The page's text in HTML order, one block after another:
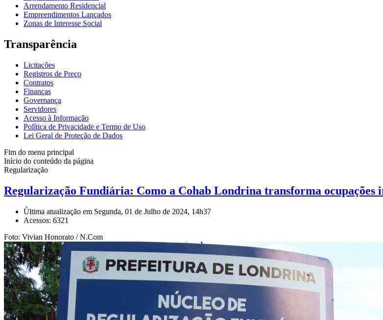
Arrendamento Residencial
Empreendimentos Lançados
Zonas de Interesse Social
Transparência
Licitações
Registros de Preço
Contratos
Finanças
Governança
Servidores
Acesso à Informação
Política de Privacidade e Termo de Uso
Lei Geral de Proteção de Dados
Fim do menu principal
Início do conteúdo da página
Regularização
Regularização Fundiária: Como a Cohab Londrina transforma ocupações
Última atualização em Segunda, 01 de Julho de 2024, 14h37
Acessos: 6321
Foto: Vivian Honorato / N.Com